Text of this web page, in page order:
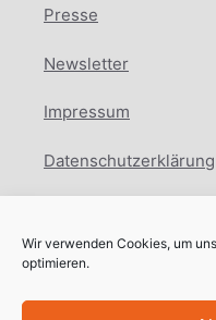
Wir verwenden Cookies, um
optimieren.
Presse
Newsletter
Impressum
Datenschutzerklärung
Facebook
Instagram
LinkedIn